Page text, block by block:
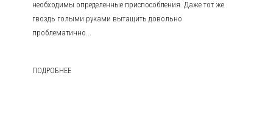
необходимы определенные приспособления. Даже тот же
гвоздь голыми руками вытащить довольно
проблематично...
ПОДРОБНЕЕ